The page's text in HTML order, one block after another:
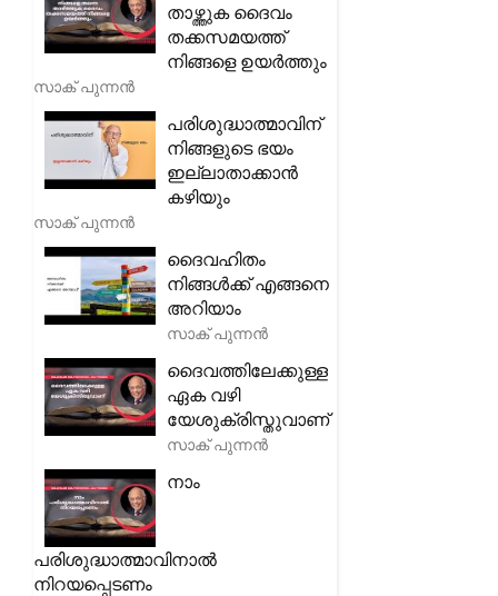
താഴ്ത്തുക ദൈവം
തക്കസമയത്ത്
നിങ്ങളെ ഉയർത്തും
സാക് പുന്നൻ
പരിശുദ്ധാത്മാവിന്
നിങ്ങളുടെ ഭയം
ഇല്ലാതാക്കാൻ
കഴിയും
സാക് പുന്നൻ
ദൈവഹിതം
നിങ്ങൾക്ക് എങ്ങനെ
അറിയാം
സാക് പുന്നൻ
ദൈവത്തിലേക്കുള്ള
ഏക വഴി
യേശുക്രിസ്തുവാണ്
സാക് പുന്നൻ
നാം
പരിശുദ്ധാത്മാവിനാൽ
നിറയപ്പെടണം